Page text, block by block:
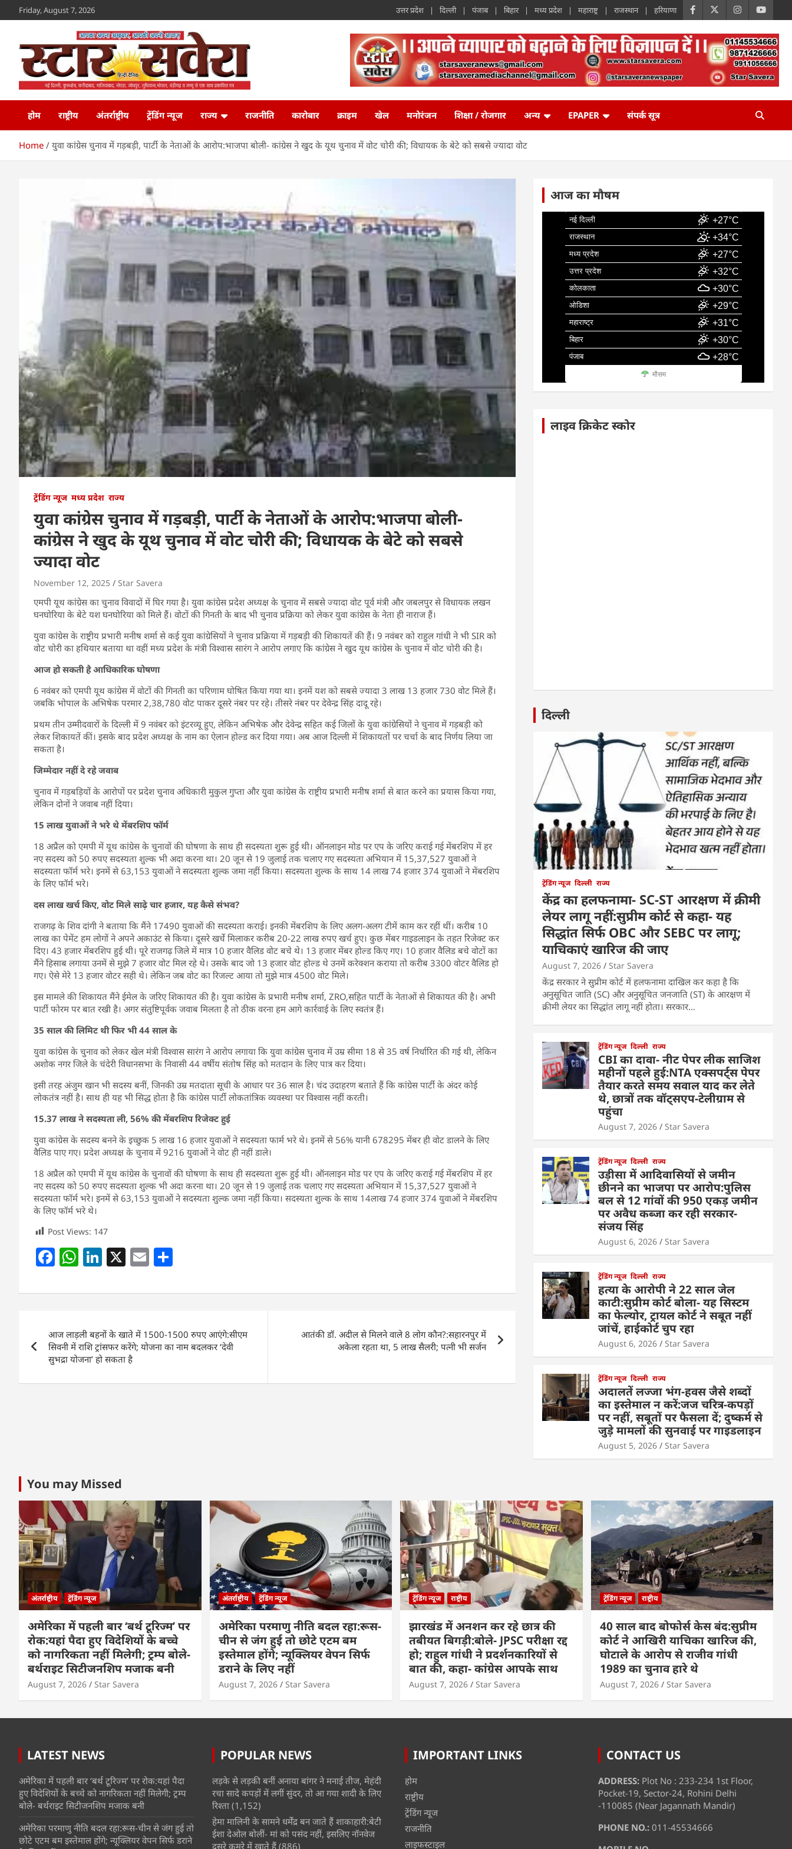
to
Friday, August 7, 2026 उत्तर प्रदेश दिल्ली पंजाब बिहार मध्य प्रदेश महाराष्ट्र राजस्थान हरियाणा
Star Savera
होम
राष्ट्रीय अंतर्राष्ट्रीय ट्रेंडिंग न्यूज राज्य राजनीति कारोबार क्राइम खेल मनोरंजन शिक्षा / रोजगार अन्य EPAPER संपर्क सूत्र
Home युवा कांग्रेस चुनाव में गड़बड़ी, पार्टी के नेताओं के आरोप:भाजपा बोली- कांग्रेस ने खुद के यूथ चुनाव में वोट चोरी की; विधायक के बेटे को सबसे ज्यादा वोट
ट्रेंडिंग न्यूज मध्य प्रदेश राज्य
युवा कांग्रेस चुनाव में गड़बड़ी, पार्टी के नेताओं के आरोप:भाजपा बोली-
कांग्रेस ने खुद के यूथ चुनाव में वोट चोरी की; विधायक के बेटे को सबसे
ज्यादा वोट
November 12, 2025 Star Savera
एमपी यूथ कांग्रेस का चुनाव विवादों में घिर गया है। युवा कांग्रेस प्रदेश अध्यक्ष के चुनाव में सबसे ज्यादा वोट पूर्व मंत्री और जबलपुर से विधायक लखन
घनघोरिया के बेटे यश घनघोरिया को मिले हैं। वोटों की गिनती के बाद भी चुनाव प्रक्रिया को लेकर युवा कांग्रेस के नेता ही नाराज हैं।
युवा कांग्रेस के राष्ट्रीय प्रभारी मनीष शर्मा से कई युवा कांग्रेसियों ने चुनाव प्रक्रिया में गड़बड़ी की शिकायतें की हैं। 9 नवंबर को राहुल गांधी ने भी SIR को
वोट चोरी का हथियार बताया था वहीं मध्य प्रदेश के मंत्री विश्वास सारंग ने आरोप लगाए कि कांग्रेस ने खुद यूथ कांग्रेस के चुनाव में वोट चोरी की है।
आज हो सकती है आधिकारिक घोषणा
6 नवंबर को एमपी यूथ कांग्रेस में वोटों की गिनती का परिणाम घोषित किया गया था। इनमें यश को सबसे ज्यादा 3 लाख 13 हजार 730 वोट मिले हैं।
जबकि भोपाल के अभिषेक परमार 2,38,780 वोट पाकर दूसरे नंबर पर रहे। तीसरे नंबर पर देवेन्द्र सिंह दादू रहे।
प्रथम तीन उम्मीदवारों के दिल्ली में 9 नवंबर को इंटरव्यू हुए, लेकिन अभिषेक और देवेन्द्र सहित कई जिलों के युवा कांग्रेसियों ने चुनाव में गड़बड़ी को
लेकर शिकायतें कीं। इसके बाद प्रदेश अध्यक्ष के नाम का ऐलान होल्ड कर दिया गया। अब आज दिल्ली में शिकायतों पर चर्चा के बाद निर्णय लिया जा
सकता है।
जिम्मेदार नहीं दे रहे जवाब
चुनाव में गड़बड़ियों के आरोपों पर प्रदेश चुनाव अधिकारी मुकुल गुप्ता और युवा कांग्रेस के राष्ट्रीय प्रभारी मनीष शर्मा से बात करने का प्रयास किया गया,
लेकिन दोनों ने जवाब नहीं दिया।
15 लाख युवाओं ने भरे थे मेंबरशिप फॉर्म
18 अप्रैल को एमपी में यूथ कांग्रेस के चुनावों की घोषणा के साथ ही सदस्यता शुरू हुई थी। ऑनलाइन मोड पर एप के जरिए कराई गई मेंबरशिप में हर
नए सदस्य को 50 रुपए सदस्यता शुल्क भी अदा करना था। 20 जून से 19 जुलाई तक चलाए गए सदस्यता अभियान में 15,37,527 युवाओं ने
सदस्यता फॉर्म भरे। इनमें से 63,153 युवाओं ने सदस्यता शुल्क जमा नहीं किया। सदस्यता शुल्क के साथ 14 लाख 74 हजार 374 युवाओं ने मेंबरशिप
के लिए फॉर्म भरे।
दस लाख खर्च किए, वोट मिले साढे़ चार हजार, यह कैसे संभव?
राजगढ़ के शिव दांगी ने बताया कि मैंने 17490 युवाओं की सदस्यता कराई। इनकी मेंबरशिप के लिए अलग-अलग टीमें काम कर रहीं थीं। करीब 10
लाख का पेमेंट हम लोगों ने अपने अकाउंट से किया। दूसरे खर्चे मिलाकर करीब 20-22 लाख रुपए खर्च हुए। कुछ मेंबर गाइडलाइन के तहत रिजेक्ट कर
दिए। 43 हजार मेंबरशिप हुई थी। पूरे राजगढ़ जिले में मात्र 10 हजार वैलिड वोट बचे थे। 13 हजार मेंबर होल्ड किए गए। 10 हजार वैलिड बचे वोटों का
मैंने हिसाब लगाया उनमें से मुझे 7 हजार वोट मिल रहे थे। उसके बाद जो 13 हजार वोट होल्ड थे उनमें करेक्शन कराया तो करीब 3300 वोटर वैलिड हो
गए। ऐसे मेरे 13 हजार वोटर सही थे। लेकिन जब वोट का रिजल्ट आया तो मुझे मात्र 4500 वोट मिले।
इस मामले की शिकायत मैंने ईमेल के जरिए शिकायत की है। युवा कांग्रेस के प्रभारी मनीष शर्मा, ZRO,सहित पार्टी के नेताओं से शिकायत की है। अभी
पार्टी फोरम पर बात रखी है। अगर संतुष्टिपूर्वक जवाब मिलता है तो ठीक वरना हम आगे कार्रवाई के लिए स्वतंत्र हैं।
35 साल की लिमिट थी फिर भी 44 साल के
युवा कांग्रेस के चुनाव को लेकर खेल मंत्री विश्वास सारंग ने आरोप लगाया कि युवा कांग्रेस चुनाव में उम्र सीमा 18 से 35 वर्ष निर्धारित की गई थी, लेकिन
अशोक नगर जिले के चंदेरी विधानसभा के निवासी 44 वर्षीय संतोष सिंह को मतदान के लिए पात्र कर दिया।
इसी तरह अंजुम खान भी सदस्य बनीं, जिनकी उम्र मतदाता सूची के आधार पर 36 साल है। चंद उदाहरण बताते हैं कि कांग्रेस पार्टी के अंदर कोई
लोकतंत्र नहीं है। साथ ही यह भी सिद्ध होता है कि कांग्रेस पार्टी लोकतांत्रिक व्यवस्था पर विश्वास नहीं करती।
15.37 लाख ने सदस्यता ली, 56% की मेंबरशिप रिजेक्ट हुई
युवा कांग्रेस के सदस्य बनने के इच्छुक 5 लाख 16 हजार युवाओं ने सदस्यता फार्म भरे थे। इनमें से 56% यानी 678295 मेंबर ही वोट डालने के लिए
वैलिड पाए गए। प्रदेश अध्यक्ष के चुनाव में 9216 युवाओं ने वोट ही नहीं डाले।
18 अप्रैल को एमपी में यूथ कांग्रेस के चुनावों की घोषणा के साथ ही सदस्यता शुरू हुई थी। ऑनलाइन मोड पर एप के जरिए कराई गई मेंबरशिप में हर
नए सदस्य को 50 रुपए सदस्यता शुल्क भी अदा करना था। 20 जून से 19 जुलाई तक चलाए गए सदस्यता अभियान में 15,37,527 युवाओं ने
सदस्यता फॉर्म भरे। इनमें से 63,153 युवाओं ने सदस्यता शुल्क जमा नहीं किया। सदस्यता शुल्क के साथ 14लाख 74 हजार 374 युवाओं ने मेंबरशिप
के लिए फॉर्म भरे थे।
Post Views: 147
F
c
b
o
o
k
W
at
A
p
p
Li
k
dI
n
X E
ai ar
navigation
आज लाड़ली बहनों के खाते में 1500-1500 रुपए आएंगे:सीएम
सिवनी में राशि ट्रांसफर करेंगे; योजना का नाम बदलकर ‘देवी
सुभद्रा योजना’ हो सकता है
आतंकी डॉ. अदील से मिलने वाले 8 लोग कौन?:सहारनपुर में
अकेला रहता था, 5 लाख सैलरी; पत्नी भी सर्जन
आज का मौषम
नई दिल्ली +27°C
राजस्थान +34°C
मध्य प्रदेश +27°C
उत्तर प्रदेश +32°C
कोलकाता +30°C
ओडिशा +29°C
महाराष्ट्र +31°C
बिहार +30°C
पंजाब +28°C
मौसम
लाइव क्रिकेट स्कोर
दिल्ली
ट्रेंडिंग न्यूज दिल्ली राज्य
केंद्र का हलफनामा- SC-ST आरक्षण में क्रीमी
लेयर लागू नहीं:सुप्रीम कोर्ट से कहा- यह
सिद्धांत सिर्फ OBC और SEBC पर लागू;
याचिकाएं खारिज की जाए
August 7, 2026 Star Savera
केंद्र सरकार ने सुप्रीम कोर्ट में हलफनामा दाखिल कर कहा है कि
अनुसूचित जाति (SC) और अनुसूचित जनजाति (ST) के आरक्षण में
क्रीमी लेयर का सिद्धांत लागू नहीं होता। सरकार…
ट्रेंडिंग न्यूज दिल्ली राज्य
CBI का दावा- नीट पेपर लीक साजिश
महीनों पहले हुई:NTA एक्सपर्ट्स पेपर
तैयार करते समय सवाल याद कर लेते
थे, छात्रों तक वॉट्सएप-टेलीग्राम से
पहुंचा
August 7, 2026 Star Savera
ट्रेंडिंग न्यूज दिल्ली राज्य
उड़ीसा में आदिवासियों से जमीन
छीनने का भाजपा पर आरोप:पुलिस
बल से 12 गांवों की 950 एकड़ जमीन
पर अवैध कब्जा कर रही सरकार-
संजय सिंह
August 6, 2026 Star Savera
ट्रेंडिंग न्यूज दिल्ली राज्य
हत्या के आरोपी ने 22 साल जेल
काटी:सुप्रीम कोर्ट बोला- यह सिस्टम
का फेल्योर, ट्रायल कोर्ट ने सबूत नहीं
जांचें, हाईकोर्ट चुप रहा
August 6, 2026 Star Savera
ट्रेंडिंग न्यूज दिल्ली राज्य
अदालतें लज्जा भंग-हवस जैसे शब्दों
का इस्तेमाल न करें:जज चरित्र-कपड़ों
पर नहीं, सबूतों पर फैसला दें; दुष्कर्म से
जुड़े मामलों की सुनवाई पर गाइडलाइन
August 5, 2026 Star Savera
You may Missed
अंतर्राष्ट्रीय ट्रेंडिंग न्यूज
अमेरिका में पहली बार ‘बर्थ टूरिज्म’ पर
रोक:यहां पैदा हुए विदेशियों के बच्चे
को नागरिकता नहीं मिलेगी; ट्रम्प बोले-
बर्थराइट सिटीजनशिप मजाक बनी
August 7, 2026 Star Savera
अंतर्राष्ट्रीय ट्रेंडिंग न्यूज
अमेरिका परमाणु नीति बदल रहा:रूस-
चीन से जंग हुई तो छोटे एटम बम
इस्तेमाल होंगे; न्यूक्लियर वेपन सिर्फ
डराने के लिए नहीं
August 7, 2026 Star Savera
ट्रेंडिंग न्यूज राष्ट्रीय
झारखंड में अनशन कर रहे छात्र की
तबीयत बिगड़ी:बोले- JPSC परीक्षा रद्द
हो; राहुल गांधी ने प्रदर्शनकारियों से
बात की, कहा- कांग्रेस आपके साथ
August 7, 2026 Star Savera
ट्रेंडिंग न्यूज राष्ट्रीय
40 साल बाद बोफोर्स केस बंद:सुप्रीम
कोर्ट ने आखिरी याचिका खारिज की,
घोटाले के आरोप से राजीव गांधी
1989 का चुनाव हारे थे
August 7, 2026 Star Savera
LATEST NEWS
अमेरिका में पहली बार ‘बर्थ टूरिज्म’ पर रोक:यहां पैदा
हुए विदेशियों के बच्चे को नागरिकता नहीं मिलेगी; ट्रम्प
बोले- बर्थराइट सिटीजनशिप मजाक बनी
अमेरिका परमाणु नीति बदल रहा:रूस-चीन से जंग हुई तो
छोटे एटम बम इस्तेमाल होंगे; न्यूक्लियर वेपन सिर्फ डराने
POPULAR NEWS
लड़के से लड़की बनीं अनाया बांगर ने मनाई तीज, मेहंदी
रचा सादे कपड़ों में लगीं सुंदर, तो आ गया शादी के लिए
रिश्ता (1,152)
हेमा मालिनी के सामने धर्मेंद्र बन जाते हैं शाकाहारी:बेटी
ईशा देओल बोलीं- मां को पसंद नहीं, इसलिए नॉनवेज
दूसरे कमरे में खाते हैं (886)
IMPORTANT LINKS
होम
राष्ट्रीय
ट्रेंडिंग न्यूज
राजनीति
लाइफस्टाइल
CONTACT US
ADDRESS: Plot No : 233-234 1st Floor,
Pocket-19, Sector-24, Rohini Delhi
-110085 (Near Jagannath Mandir)
PHONE NO.: 011-45534666